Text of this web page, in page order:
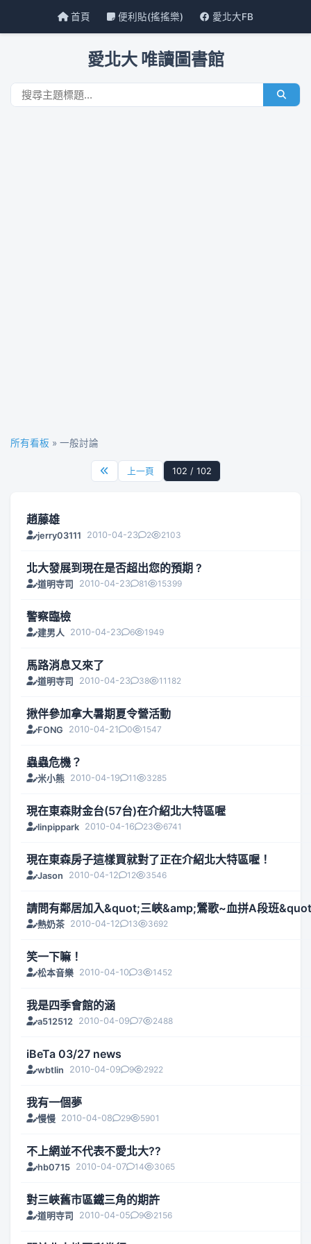
首頁 便利貼(搖搖樂) 愛北大FB
愛北大 唯讀圖書館
所有看板 » 一般討論
上一頁 102 / 102
趙藤雄
jerry03111 2010-04-23 2 2103
北大發展到現在是否超出您的預期 ?
道明寺司 2010-04-23 81 15399
警察臨檢
建男人 2010-04-23 6 1949
馬路消息又來了
道明寺司 2010-04-23 38 11182
揪伴參加拿大暑期夏令營活動
FONG 2010-04-21 0 1547
蟲蟲危機？
米小熊 2010-04-19 11 3285
現在東森財金台(57台)在介紹北大特區喔
linpippark 2010-04-16 23 6741
現在東森房子這樣買就對了正在介紹北大特區喔！
Jason 2010-04-12 12 3546
請問有鄰居加入&quot;三峽&amp;鶯歌~血拼A段班
熱奶茶 2010-04-12 13 3692
笑一下嘛！
松本音樂 2010-04-10 3 1452
我是四季會館的涵
a512512 2010-04-09 7 2488
iBeTa 03/27 news
wbtlin 2010-04-09 9 2922
我有一個夢
慢慢 2010-04-08 29 5901
不上網並不代表不愛北大??
hb0715 2010-04-07 14 3065
對三峽舊市區鐵三角的期許
道明寺司 2010-04-05 9 2156